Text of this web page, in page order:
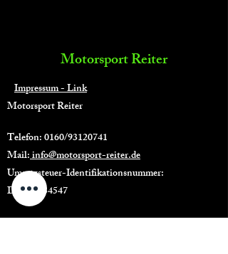
Motorsport Reiter
Impressum - Link
Motorsport Reiter
Telefon: 0160/93120741
Mail:info@motorsport-reiter.de
Umsatzsteuer-Identifikationsnummer:
DE311734547